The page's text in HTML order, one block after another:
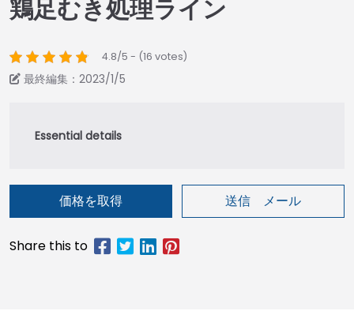
鶏足むき処理ライン
4.8/5 - (16 votes)
最終編集：2023/1/5
価格を取得 送信 メール